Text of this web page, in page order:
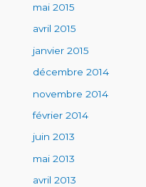
mai 2015
avril 2015
janvier 2015
décembre 2014
novembre 2014
février 2014
juin 2013
mai 2013
avril 2013